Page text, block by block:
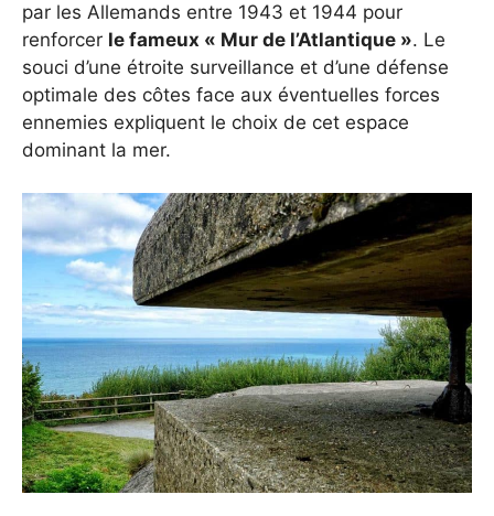
par les Allemands entre 1943 et 1944 pour
renforcer le fameux « Mur de l’Atlantique ». Le
souci d’une étroite surveillance et d’une défense
optimale des côtes face aux éventuelles forces
ennemies expliquent le choix de cet espace
dominant la mer.